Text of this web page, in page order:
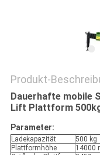
Produkt-
Dauerhafte mobile
Lift Plattform
Parameter:
Ladekapazität
500 kg
Plattformhöhe
14000